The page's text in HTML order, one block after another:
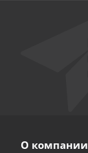
О компании